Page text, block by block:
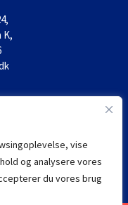
vise
og analysere vores
du vores brug
K,